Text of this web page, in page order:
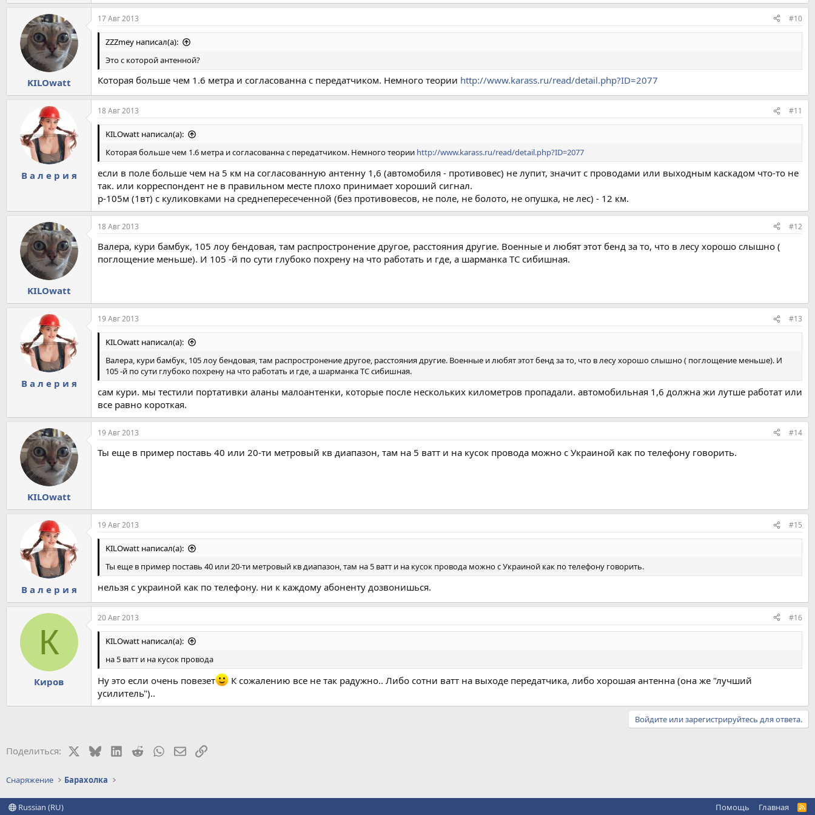
KILOwatt
17 Авг 2013 #10
ZZZmey написал(а):
Это с которой антенной?
Которая больше чем 1.6 метра и согласованна с передатчиком. Немного теории http://www.karass.ru/read/detail.php?ID=2077
В а л е р и я
18 Авг 2013 #11
KILOwatt написал(а):
Которая больше чем 1.6 метра и согласованна с передатчиком. Немного теории http://www.karass.ru/read/detail.php?ID=2077
если в поле больше чем на 5 км на согласованную антенну 1,6 (автомобиля - противовес) не лупит, значит с проводами или выходным каскадом что-то не
так. или корреспондент не в правильном месте плохо принимает хороший сигнал.
р-105м (1вт) с куликовками на среднепересеченной (без противовесов, не поле, не болото, не опушка, не лес) - 12 км.
KILOwatt
18 Авг 2013 #12
Валера, кури бамбук, 105 лоу бендовая, там распростронение другое, расстояния другие. Военные и любят этот бенд за то, что в лесу хорошо слышно (
поглощение меньше). И 105 -й по сути глубоко похрену на что работать и где, а шарманка ТС сибишная.
В а л е р и я
19 Авг 2013 #13
KILOwatt написал(а):
Валера, кури бамбук, 105 лоу бендовая, там распростронение другое, расстояния другие. Военные и любят этот бенд за то, что в лесу хорошо слышно ( поглощение меньше). И
105 -й по сути глубоко похрену на что работать и где, а шарманка ТС сибишная.
сам кури. мы тестили портативки аланы малоантенки, которые после нескольких километров пропадали. автомобильная 1,6 должна жи лутше работат или
все равно короткая.
KILOwatt
19 Авг 2013 #14
Ты еще в пример поставь 40 или 20-ти метровый кв диапазон, там на 5 ватт и на кусок провода можно с Украиной как по телефону говорить.
В а л е р и я
19 Авг 2013 #15
KILOwatt написал(а):
Ты еще в пример поставь 40 или 20-ти метровый кв диапазон, там на 5 ватт и на кусок провода можно с Украиной как по телефону говорить.
нельзя с украиной как по телефону. ни к каждому абоненту дозвонишься.
К
Киров
20 Авг 2013 #16
KILOwatt написал(а):
на 5 ватт и на кусок провода
Ну это если очень повезет
К сожалению все не так радужно.. Либо сотни ватт на выходе передатчика, либо хорошая антенна (она же "лучший
усилитель")..
Войдите или зарегистрируйтесь для ответа.
Поделиться: BlueskyLinkedIn
Reddit WhatsApp
Электронная почта
Ссылка
Снаряжение Барахолка
Russian (RU) Помощь Главная
R